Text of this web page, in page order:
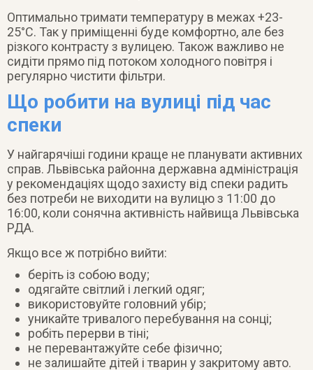
Оптимально тримати температуру в межах +23-
25°C. Так у приміщенні буде комфортно, але без
різкого контрасту з вулицею. Також важливо не
сидіти прямо під потоком холодного повітря і
регулярно чистити фільтри.
Що робити на вулиці під час
спеки
У найгарячіші години краще не планувати активних
справ. Львівська районна державна адміністрація
у рекомендаціях щодо захисту від спеки радить
без потреби не виходити на вулицю з 11:00 до
16:00, коли сонячна активність найвища Львівська
РДА.
Якщо все ж потрібно вийти:
беріть із собою воду;
одягайте світлий і легкий одяг;
використовуйте головний убір;
уникайте тривалого перебування на сонці;
робіть перерви в тіні;
не перевантажуйте себе фізично;
не залишайте дітей і тварин у закритому авто.